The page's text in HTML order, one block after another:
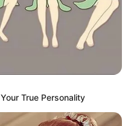
True Personality